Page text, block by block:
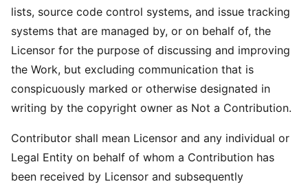
lists, source code control systems, and issue tracking
systems that are managed by, or on behalf of, the
Licensor for the purpose of discussing and improving
the Work, but excluding communication that is
conspicuously marked or otherwise designated in
writing by the copyright owner as Not a Contribution.
Contributor shall mean Licensor and any individual or
Legal Entity on behalf of whom a Contribution has
been received by Licensor and subsequently